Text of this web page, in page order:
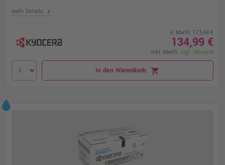
mehr Details chevron_right
o. MwSt. 113,44 €
134,99 €
inkl. MwSt. zzgl. Versand
In den Warenkorb shopping_cart